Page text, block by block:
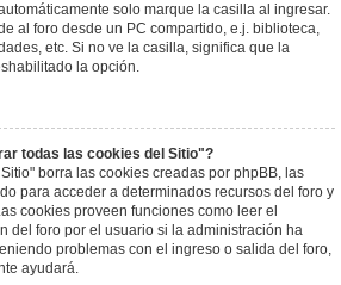
solo marque la casilla al ingresar.
al foro desde un PC compartido, e.j. biblioteca,
etc. Si no ve la casilla, significa que la
la opción.
todas las cookies del Sitio"?
borra las cookies creadas por phpBB, las
para acceder a determinados recursos del foro y
cookies proveen funciones como leer el
del foro por el usuario si la administración ha
problemas con el ingreso o salida del foro,
ayudará.